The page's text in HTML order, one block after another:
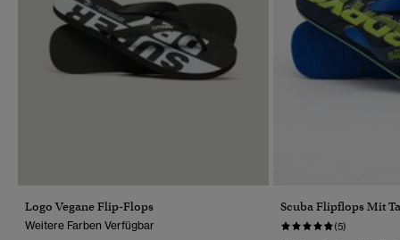
Logo Vegane Flip-Flops
Weitere Farben Verfügbar
Scuba Flipflops Mit
(5)